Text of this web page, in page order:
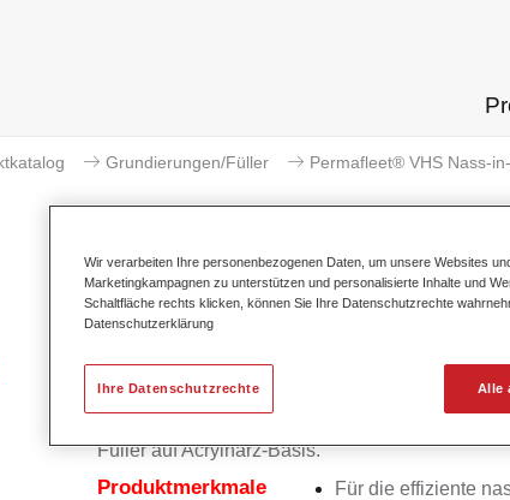
Grundierungen/Füller Permafleet® VHS Nass-
Permafleet® VHS
Füller auf Acrylharz-Basis.
Produktmerkmale
Für die effiziente
Wir verarbeiten Ihre personenbezogenen Daten, um unsere Websites
Marketingkampagnen zu unterstützen und personalisierte Inhalte und
Schaltfläche rechts klicken, können Sie Ihre Datenschutzrechte
Datenschutzerklärung
Alle
Ihre Datenschutzrechte